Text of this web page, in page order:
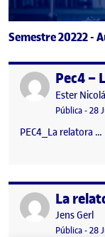
Semestre 20222 -
Publicado porPec4 –
Publicado
Ester
Visibilidad:
Pública-28
PEC4_La relatora …
Publicado por
La
Publicado
Jens Gerl
Visibilidad:
Pública-28